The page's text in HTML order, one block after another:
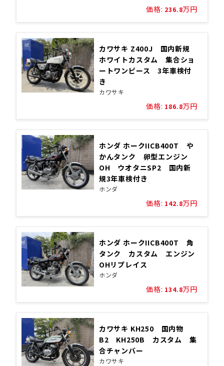
価格: 236.8万円
カワサキ Z400J 国内新規
ホワイトカスタム 集合ショ
ートワンピース 3年車検付
き
カワサキ
価格: 186.8万円
ホンダ ホークIICB400T や
かんタンク 卵型エンジン
OH ウオタニSP2 国内新
規3年車検付き
ホンダ
価格: 142.8万円
ホンダ ホークIICB400T 角
タンク カスタム エンジン
OHリプレイス
ホンダ
価格: 134.8万円
カワサキ KH250 国内物
B2 KH250B カスタム 集
合チャンバー
カワサキ